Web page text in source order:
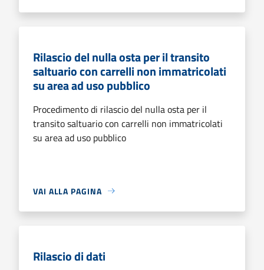
Rilascio del nulla osta per il transito
saltuario con carrelli non immatricolati
su area ad uso pubblico
Procedimento di rilascio del nulla osta per il
transito saltuario con carrelli non immatricolati
su area ad uso pubblico
VAI ALLA PAGINA
Rilascio di dati